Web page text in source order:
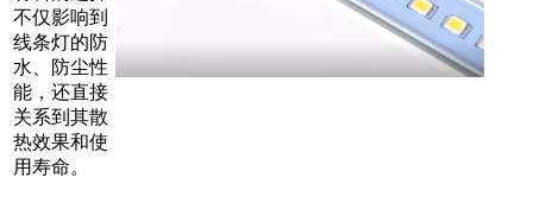
不仅影响到
线条灯的防
水、防尘性
能，还直接
关系到其散
热效果和使
用寿命。